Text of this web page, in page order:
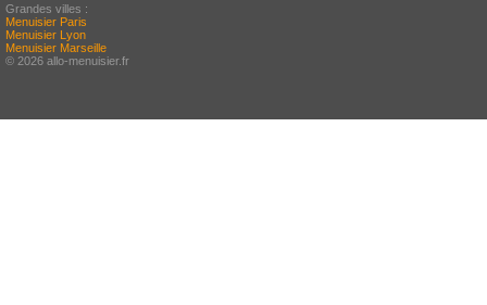
Grandes villes :
Menuisier Paris
Menuisier Lyon
Menuisier Marseille
© 2026 allo-menuisier.fr